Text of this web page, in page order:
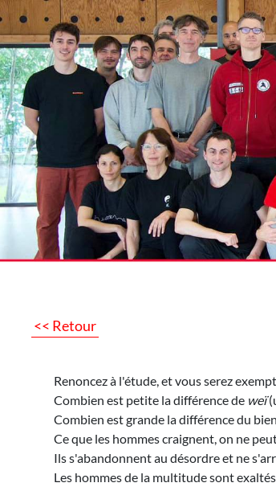
<< Retour
Renoncez à l'étude, et vous serez
Combien est petite la différence de weï
Combien est grande la différence du
Ce que les hommes craignent, on ne
Ils s'abandonnent au désordre et ne
Les hommes de la multitude sont